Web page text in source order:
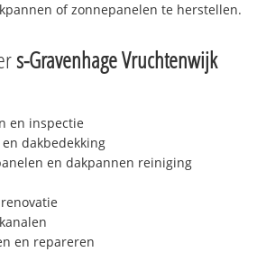
of zonnepanelen te herstellen.
s-Gravenhage Vruchtenwijk
en inspectie
dakbedekking
en dakpannen reiniging
en repareren